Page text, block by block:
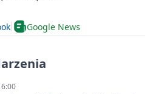
Google News